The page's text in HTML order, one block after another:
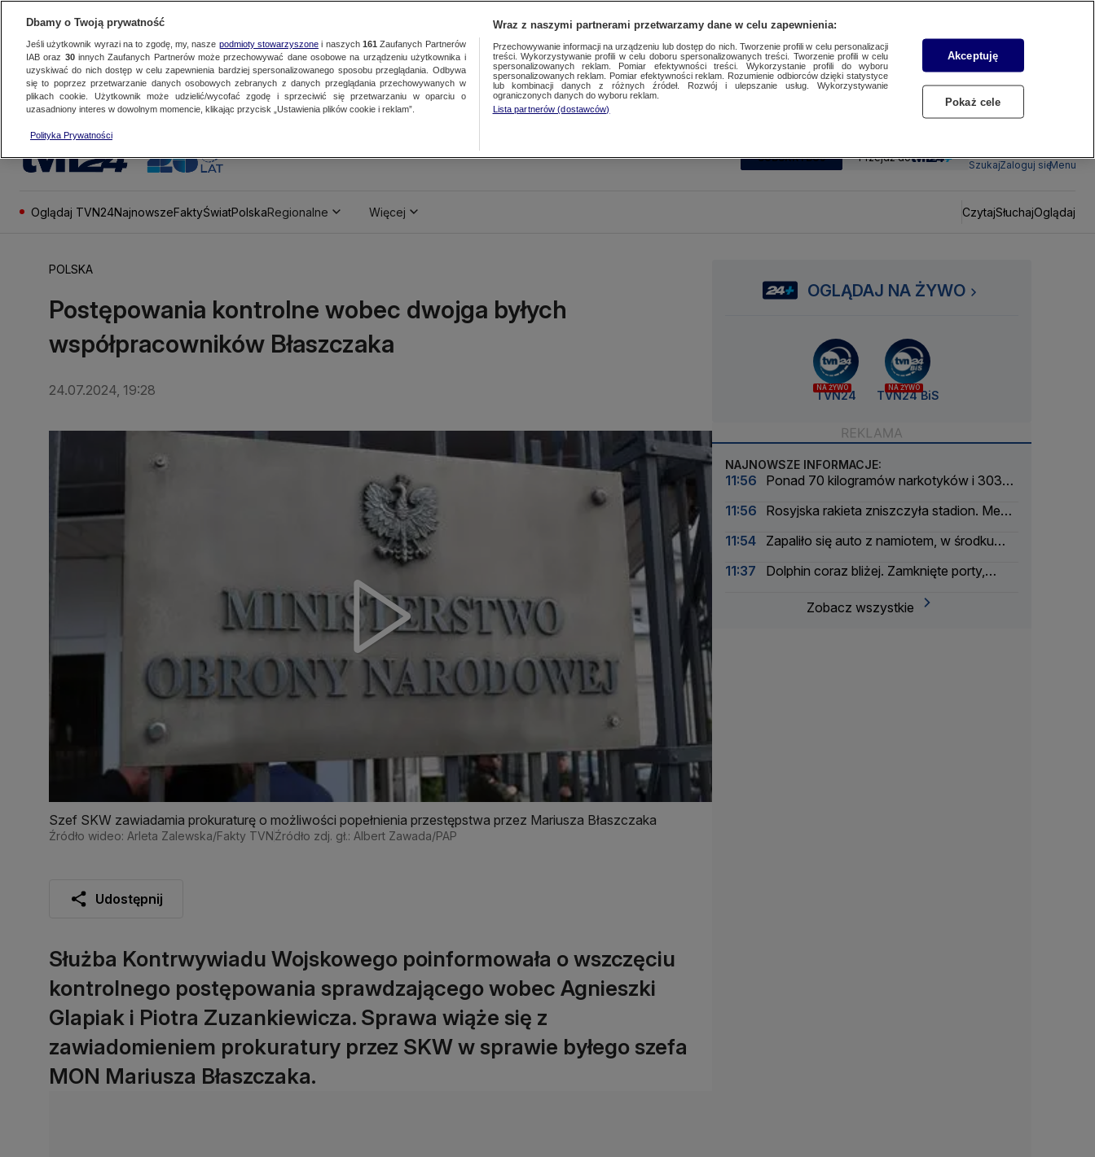
SUBSKRYBUJ Przejdź do
SzukajZaloguj sięMenu
Oglądaj TVN24NajnowszeFaktyŚwiatPolskaRegionalne Więcej CzytajSłuchajOglądaj
POLSKA
Postępowania kontrolne wobec dwojga byłych
współpracowników Błaszczaka
24.07.2024, 19:28
Szef SKW zawiadamia prokuraturę o możliwości popełnienia przestępstwa przez Mariusza Błaszczaka
Źródło wideo: Arleta Zalewska/Fakty TVNŹródło zdj. gł.: Albert Zawada/PAP
Udostępnij
Służba Kontrwywiadu Wojskowego poinformowała o wszczęciu
kontrolnego postępowania sprawdzającego wobec Agnieszki
Glapiak i Piotra Zuzankiewicza. Sprawa wiąże się z
zawiadomieniem prokuratury przez SKW w sprawie byłego szefa
MON Mariusza Błaszczaka.
OGLĄDAJ NA ŻYWO
NA ŻYWO
TVN24
NA ŻYWO
TVN24 BiS
NAJNOWSZE INFORMACJE:
11:56
Ponad 70 kilogramów narkotyków i 303
11:56
Rosyjska rakieta zniszczyła stadion. Mecz
11:54
Zapaliło się auto z namiotem, w środku
11:37
Dolphin coraz bliżej. Zamknięte porty,
Zobacz wszystkie
Dbamy o Twoją prywatność
Jeśli użytkownik wyrazi na to zgodę, my, nasze podmioty stowarzyszonei naszych 161 Zaufanych Partnerów
IAB oraz 30innych Zaufanych Partnerów może przechowywać dane osobowe na urządzeniu użytkownika i
uzyskiwać do nich dostęp w celu zapewnienia bardziej spersonalizowanego sposobu przeglądania. Odbywa
się to poprzez przetwarzanie danych osobowych zebranych z danych przeglądania przechowywanych w
plikach cookie. Użytkownik może udzielić/wycofać zgodę i sprzeciwić się przetwarzaniu w oparciu o
uzasadniony interes w dowolnym momencie, klikając przycisk „Ustawienia plików cookie i reklam”.
Polityka Prywatności
Wraz z naszymi partnerami przetwarzamy dane w celu zapewnienia:
Przechowywanie informacji na urządzeniu lub dostęp do nich. Tworzenie profili w celu personalizacji
treści. Wykorzystywanie profili w celu doboru spersonalizowanych treści. Tworzenie profili w celu
spersonalizowanych reklam. Pomiar efektywności treści. Wykorzystanie profili do wyboru
spersonalizowanych reklam. Pomiar efektywności reklam. Rozumienie odbiorców dzięki statystyce
lub kombinacji danych z różnych źródeł. Rozwój i ulepszanie usług. Wykorzystywanie
ograniczonych danych do wyboru reklam.
Lista partnerów (dostawców)
Akceptuję
Pokaż cele